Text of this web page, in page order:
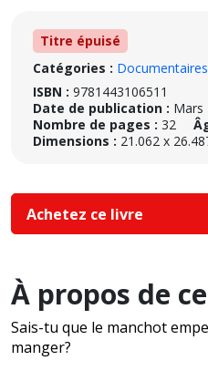
Titre épuisé
Catégories : Documentaires
ISBN : 9781443106511
Date de publication : Mars
Nombre de pages : 32
Dimensions : 21.062 x
Achetez ce livre
À propos de
Sais-tu que le manchot
manger?